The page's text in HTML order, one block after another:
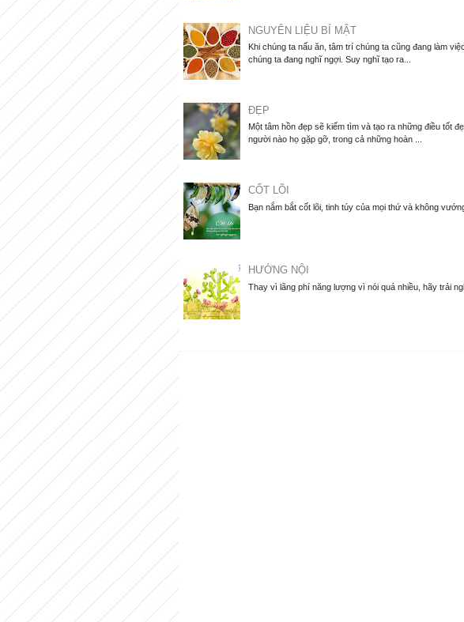
NGUYÊN LIỆU BÍ MẬT
Khi chúng ta nấu ăn, tâm trí chúng ta cũng đang làm
chúng ta đang nghĩ ngợi. Suy nghĩ tạo ra...
ĐẸP
Một tâm hồn đẹp sẽ kiếm tìm và tạo ra những điều tốt
người nào họ gặp gỡ, trong cả những hoàn ...
CỐT LÕI
Bạn nắm bắt cốt lõi, tinh túy của mọi thứ và không
HƯỚNG NỘI
Thay vì lãng phí năng lượng vì nói quá nhiều, hãy trải